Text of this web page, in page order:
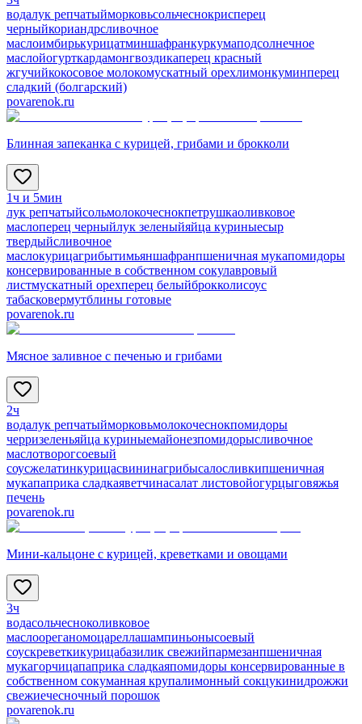
водалук репчатыйморковьсольчеснокрисперец
черныйкориандрсливочное
маслоимбирькурицатминшафранкуркумаподсолнечное
маслойогурткардамонгвоздикаперец красный
жгучийкокосовое молокомускатный орехлимонкуминперец
сладкий (болгарский)
povarenok.ru
Блинная запеканка с курицей, грибами и брокколи
1ч и 5мин
лук репчатыйсольмолокочеснокпетрушкаоливковое
маслоперец черныйлук зеленыйяйца куриныесыр
твердыйсливочное
маслокурицагрибытимьяншафранпшеничная мукапомидоры
консервированные в собственном сокулавровый
листмускатный орехперец белыйброкколисоус
табасковермутблины готовые
povarenok.ru
Мясное заливное с печенью и грибами
2ч
водалук репчатыйморковьмолокочеснокпомидоры
черризеленьяйца куриныемайонезпомидорысливочное
маслотворогсоевый
соусжелатинкурицасвининагрибысалосливкипшеничная
мукапаприка сладкаяветчинасалат листовойогурцыговяжья
печень
povarenok.ru
Мини-кальцоне с курицей, креветками и овощами
3ч
водасольчесноколивковое
маслоореганомоцареллашампиньонысоевый
соускреветкикурицабазилик свежийпармезанпшеничная
мукагорчицапаприка сладкаяпомидоры консервированные в
собственном сокуманная крупалимонный сокцукинидрожжи
свежиечесночный порошок
povarenok.ru